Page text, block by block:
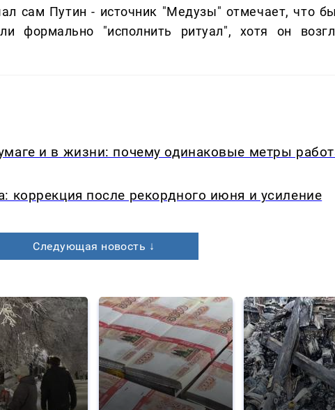
сам Путин - источник "Медузы" отмечает, что
формально "исполнить ритуал", хотя он
и в жизни: почему одинаковые метры
коррекция после рекордного июня и усиление
Следующая новость ↓